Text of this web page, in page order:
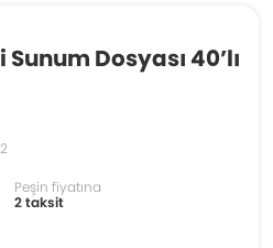
Dosyası 40’lı
Peşin fiyatına
2 taksit